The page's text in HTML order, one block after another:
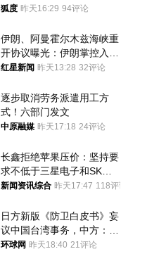
狐度 昨天16:29 94评论
伊朗、阿曼霍尔木兹海峡重
开协议曝光：伊朗掌控入湾
航道，与阿曼平分“服务费”
红星新闻 昨天13:28 32评论
逐步取消劳务派遣用工方
式！六部门发文
中原融媒 昨天17:18 24评论
长鑫拒绝苹果压价：坚持要
求不低于三星电子和SK海
力士
新闻资讯综合 昨天17:47 118评论
日方新版《防卫白皮书》妄
议中国台湾事务，中方：强
烈不满、坚决反对，已向日
环球网 昨天18:40 21评论